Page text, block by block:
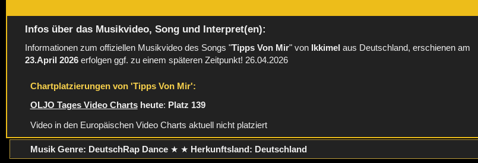
Infos über das Musikvideo, Song und Interpret(en):
Informationen zum offiziellen Musikvideo des Songs "Tipps Von Mir" von Ikkimel aus Deutschland, erschienen am
23.April 2026 erfolgen ggf. zu einem späteren Zeitpunkt! 26.04.2026
Chartplatzierungen von 'Tipps Von Mir':
OLJO Tages Video Charts heute: Platz 139
Video in den Europäischen Video Charts aktuell nicht platziert
Musik Genre: DeutschRap Dance★ ★ Herkunftsland: Deutschland